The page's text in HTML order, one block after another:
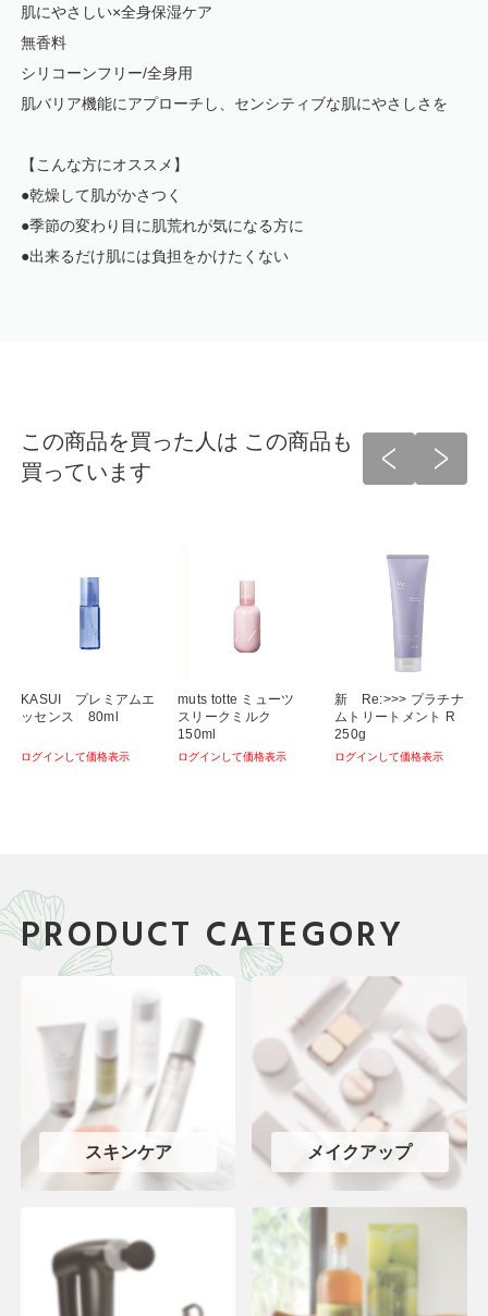
肌にやさしい×全身保湿ケア
無香料
シリコーンフリー/全身用
肌バリア機能にアプローチし、センシティブな肌にやさしさを
【こんな方にオススメ】
●乾燥して肌がかさつく
●季節の変わり目に肌荒れが気になる方に
●出来るだけ肌には負担をかけたくない
この商品を買った人は この商品も
買っています
KASUI プレミアムエ
ッセンス 80ml
ログインして価格表示
muts totte ミューツ
スリークミルク
150ml
ログインして価格表示
新 Re:>>> プラチナ
ムトリートメント R
250g
ログインして価格表示
PRODUCT CATEGORY
スキンケア メイクアップ